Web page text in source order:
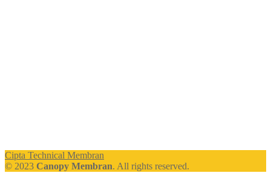
Cipta Technical Membran
© 2023 Canopy Membran. All rights reserved.